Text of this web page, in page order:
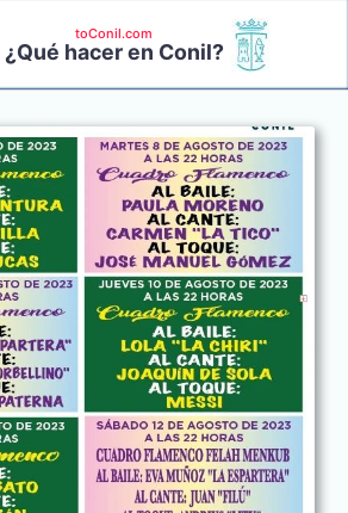
toConil.com
¿Qué hacer en Conil?